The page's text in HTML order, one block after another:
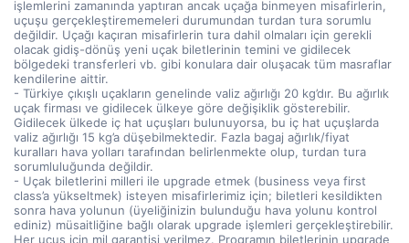
işlemlerini zamanında yaptıran ancak uçağa binmeyen misafirlerin,
uçuşu gerçekleştirememeleri durumundan turdan tura sorumlu
değildir. Uçağı kaçıran misafirlerin tura dahil olmaları için gerekli
olacak gidiş-dönüş yeni uçak biletlerinin temini ve gidilecek
bölgedeki transferleri vb. gibi konulara dair oluşacak tüm masraflar
kendilerine aittir.
- Türkiye çıkışlı uçakların genelinde valiz ağırlığı 20 kg’dır. Bu ağırlık
uçak firması ve gidilecek ülkeye göre değişiklik gösterebilir.
Gidilecek ülkede iç hat uçuşları bulunuyorsa, bu iç hat uçuşlarda
valiz ağırlığı 15 kg’a düşebilmektedir. Fazla bagaj ağırlık/fiyat
kuralları hava yolları tarafından belirlenmekte olup, turdan tura
sorumluluğunda değildir.
- Uçak biletlerini milleri ile upgrade etmek (business veya first
class’a yükseltmek) isteyen misafirlerimiz için; biletleri kesildikten
sonra hava yolunun (üyeliğinizin bulunduğu hava yolunu kontrol
ediniz) müsaitliğine bağlı olarak upgrade işlemleri gerçekleştirebilir.
Her uçuş için mil garantisi verilmez. Programın biletlerinin upgrade